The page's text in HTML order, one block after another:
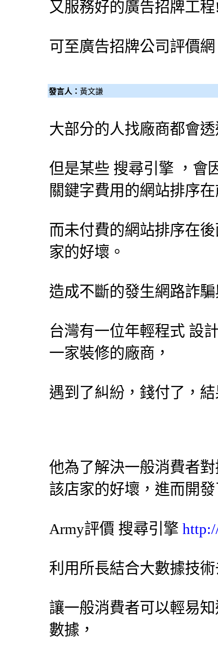
又服務好的廣告招牌工
可至廣告招牌公司評價網
發言人： 黃文謙
大部分的人找廠商都會
但是某些 搜尋引擎 ，會
關鍵字費用的網站排序
而未付費的網站排序在
家的好壞。
造成不斷的發生網路詐
台灣有一位年輕程式 設
一家裝修的廠商，
遇到了糾紛，錢付了，
他為了解決一般消費者
該店家的好壞，進而開
Army評價 搜尋引擎
利用所長結合大數據技
讓一般消費者可以輕易
數據，